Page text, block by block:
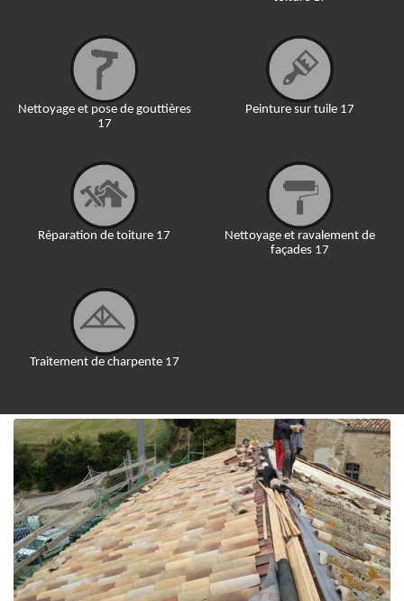
Nettoyage et pose de gouttières
17
Réparation de toiture 17
Traitement de charpente 17
Peinture sur tuile 17
Nettoyage et ravalement de
façades 17